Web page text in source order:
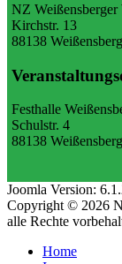
NZ Weißensberger
Kirchstr. 13
88138 Weißensberg
Festhalle
Schulstr. 4
88138 Weißensberg
Joomla Version:
Copyright © 2026
alle Rechte
Home